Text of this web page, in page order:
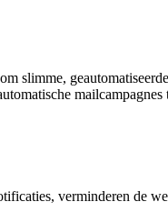
slimme,
mailcampagnes
verminderen de